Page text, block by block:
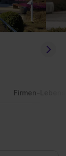
Firmen-